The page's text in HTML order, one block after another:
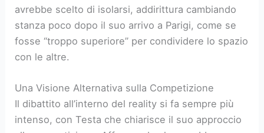
avrebbe scelto di isolarsi, addirittura cambiando
stanza poco dopo il suo arrivo a Parigi, come se
fosse “troppo superiore” per condividere lo spazio
con le altre.
Una Visione Alternativa sulla Competizione
Il dibattito all’interno del reality si fa sempre più
intenso, con Testa che chiarisce il suo approccio